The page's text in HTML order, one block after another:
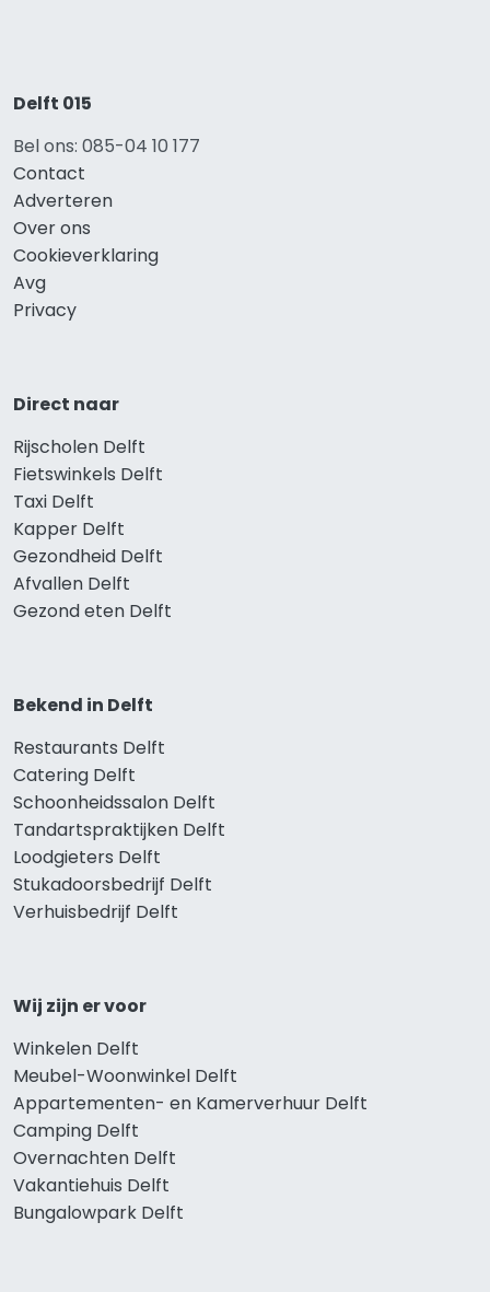
Delft 015
Bel ons: 085-04 10 177
Contact
Adverteren
Over ons
Cookieverklaring
Avg
Privacy
Direct naar
Rijscholen Delft
Fietswinkels Delft
Taxi Delft
Kapper Delft
Gezondheid Delft
Afvallen Delft
Gezond eten Delft
Bekend in Delft
Restaurants Delft
Catering Delft
Schoonheidssalon Delft
Tandartspraktijken Delft
Loodgieters Delft
Stukadoorsbedrijf Delft
Verhuisbedrijf Delft
Wij zijn er voor
Winkelen Delft
Meubel-Woonwinkel Delft
Appartementen- en Kamerverhuur Delft
Camping Delft
Overnachten Delft
Vakantiehuis Delft
Bungalowpark Delft